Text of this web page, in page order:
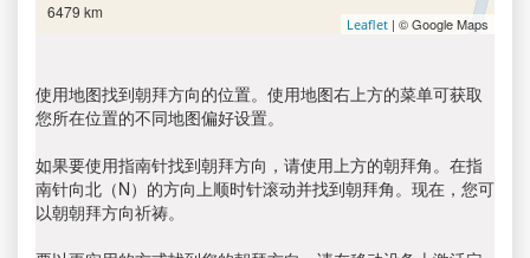
6479 km
Leaflet | © Google Maps
使用地图找到朝拜方向的位置。使用地图右上方的菜单可获取
您所在位置的不同地图偏好设置。
如果要使用指南针找到朝拜方向，请使用上方的朝拜角。在指
南针向北（N）的方向上顺时针滚动并找到朝拜角。现在，您可
以朝朝拜方向祈祷。